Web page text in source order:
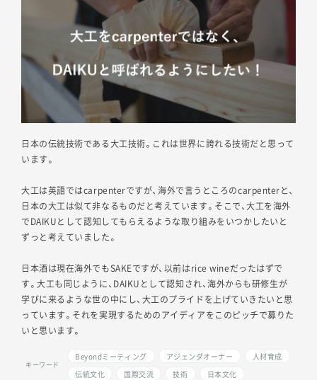
日本の伝統技術である大工技術。これは世界に誇れる技術だと思って
います。
大工は英語ではcarpenterですが、海外で言うところのcarpenterと、
日本の大工は似て非なるものだと考えています。そこで、大工を海外
でDAIKUとして認知してもらえるような取り組みをいつかしたいと
ずっと考えていました。
日本酒は現在海外でもSAKEですが、以前はrice wineだったはずで
す。大工も同じように、DAIKUとして認知され、海外からも研修生が
学びに来るような世の中にし、大工のプライドを上げていきたいと思
っています。それを実現するためのアイディアをこのピッチで募りた
いと思います。
キーワード
Beyondミーティング アジェンダオーナー
人材育成
伝統文化
国際交流 技術 日本文化